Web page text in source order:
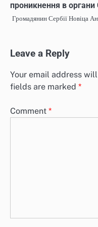
проникнення в
Громадянин Сербії Новіца
Leave a Reply
Your email address
fields are marked *
Comment *